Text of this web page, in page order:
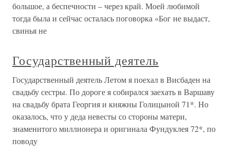
большое, а беспечности – через край. Моей любимой
тогда была и сейчас осталась поговорка «Бог не выдаст,
свинья не
Государственный деятель
Государственный деятель Летом я поехал в Висбаден на
свадьбу сестры. По дороге я собирался заехать в Варшаву
на свадьбу брата Георгия и княжны Голицыной 71*. Но
оказалось, что у деда невесты со стороны матери,
знаменитого миллионера и оригинала Фундуклея 72*, по
поводу